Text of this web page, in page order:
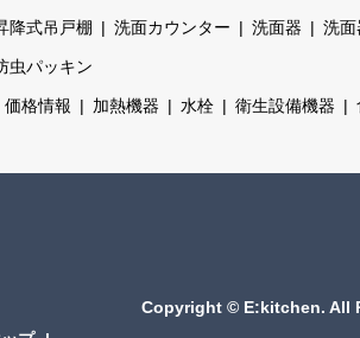
降式吊戸棚 洗面カウンター 洗面器 洗面
虫パッキン
価格情報 加熱機器 水栓 衛生設備機器
Copyright © E:kitchen. All